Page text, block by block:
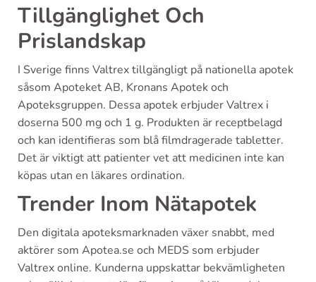
Tillgänglighet Och
Prislandskap
I Sverige finns Valtrex tillgängligt på nationella apotek
såsom Apoteket AB, Kronans Apotek och
Apoteksgruppen. Dessa apotek erbjuder Valtrex i
doserna 500 mg och 1 g. Produkten är receptbelagd
och kan identifieras som blå filmdragerade tabletter.
Det är viktigt att patienter vet att medicinen inte kan
köpas utan en läkares ordination.
Trender Inom Nätapotek
Den digitala apoteksmarknaden växer snabbt, med
aktörer som Apotea.se och MEDS som erbjuder
Valtrex online. Kunderna uppskattar bekvämligheten